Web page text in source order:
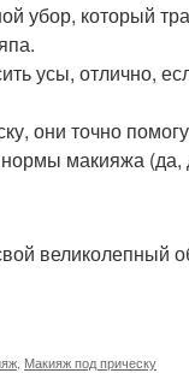
убор, который
усы, отлично,
они точно
макияжа (да,
Макияж под прическу